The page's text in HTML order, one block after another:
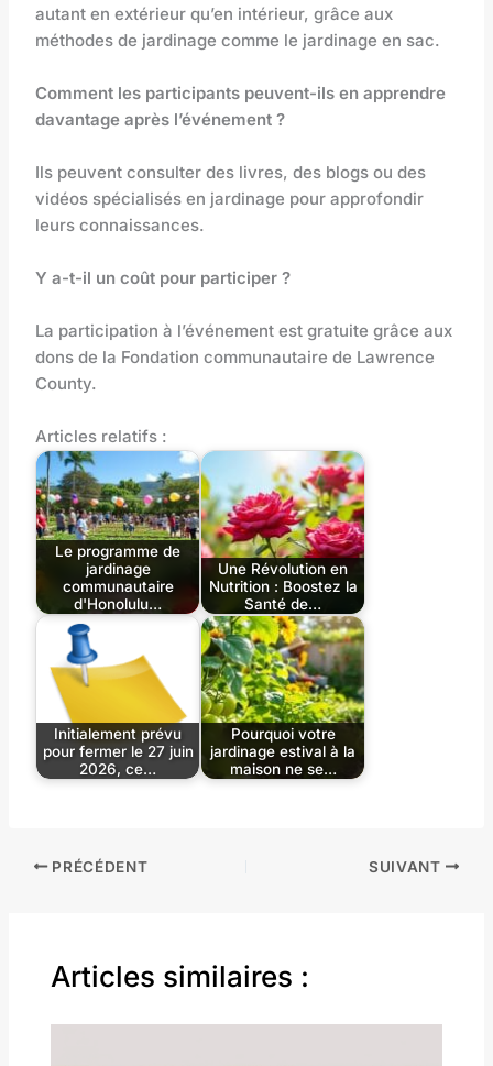
autant en extérieur qu’en intérieur, grâce aux
méthodes de jardinage comme le jardinage en sac.
Comment les participants peuvent-ils en apprendre
davantage après l’événement ?
Ils peuvent consulter des livres, des blogs ou des
vidéos spécialisés en jardinage pour approfondir
leurs connaissances.
Y a-t-il un coût pour participer ?
La participation à l’événement est gratuite grâce aux
dons de la Fondation communautaire de Lawrence
County.
Articles relatifs :
Le programme de
jardinage
communautaire
d'Honolulu…
Une Révolution en
Nutrition : Boostez la
Santé de…
Initialement prévu
pour fermer le 27 juin
2026, ce…
Pourquoi votre
jardinage estival à la
maison ne se…
PRÉCÉDENT SUIVANT
Articles similaires :